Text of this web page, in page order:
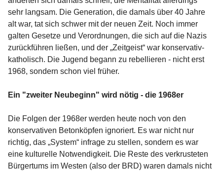
sehr langsam. Die Generation, die damals über 40 Jahre
alt war, tat sich schwer mit der neuen Zeit. Noch immer
galten Gesetze und Verordnungen, die sich auf die Nazis
zurückführen ließen, und der „Zeitgeist“ war konservativ-
katholisch. Die Jugend begann zu rebellieren - nicht erst
1968, sondern schon viel früher.
Ein "zweiter Neubeginn" wird nötig - die 1968er
Die Folgen der 1968er werden heute noch von den
konservativen Betonköpfen ignoriert. Es war nicht nur
richtig, das „System“ infrage zu stellen, sondern es war
eine kulturelle Notwendigkeit. Die Reste des verkrusteten
Bürgertums im Westen (also der BRD) waren damals nicht